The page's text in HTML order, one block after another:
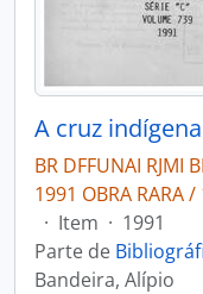
A cruz
BR DFFUNAI RJMI
1991 OBRA RARA /
· Item · 1991
Parte de
Bandeira, Alípio